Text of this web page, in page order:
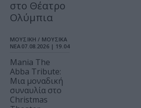
στο Θέατρο
Ολύμπια
ΜΟΥΣΙΚΗ / ΜΟΥΣΙΚΑ
ΝΕΑ 07.08.2026 | 19.04
Mania The
Abba Tribute:
Μια μοναδική
συναυλία στο
Christmas